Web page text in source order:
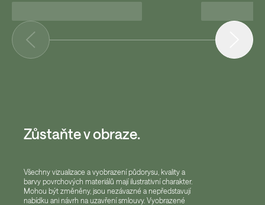
Zůstaňte v obraze.
Všechny vizualizace a vyobrazení půdorysu, kvality a
barvy povrchových materiálů mají ilustrativní charakter.
Mohou být změněny, jsou nezávazné a nepředstavují
nabídku ani návrh na uzavření smlouvy. Vyobrazené